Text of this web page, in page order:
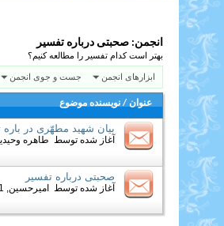
انجمن: صحبتی درباره تفسیر
بهتر است كدام تفسير را مطالعه كنيم؟
ابزارهای انجمن جست و جوی انجمن
عنوان / نویسنده موضوع
بیان شهید مطهّری در
آغاز شده توسط طاهره
صحبتی درباره تفسیر
آغاز شده توسط امیرحسین, 11-17-2010 05:56 PM